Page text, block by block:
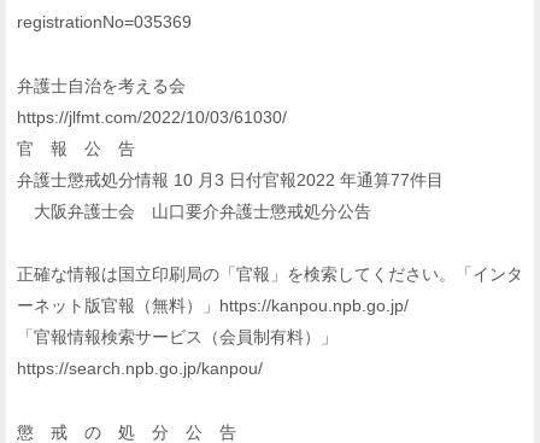
registrationNo=035369
弁護士自治を考える会
https://jlfmt.com/2022/10/03/61030/
官 報 公 告
弁護士懲戒処分情報 10 月3 日付官報2022 年通算77件目
大阪弁護士会 山口要介弁護士懲戒処分公告
正確な情報は国立印刷局の「官報」を検索してください。「インタ
ーネット版官報（無料）」https://kanpou.npb.go.jp/
「官報情報検索サービス（会員制有料）」
https://search.npb.go.jp/kanpou/
懲 戒 の 処 分 公 告